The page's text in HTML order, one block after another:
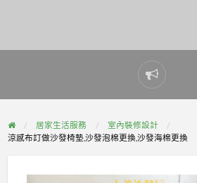
Report
problem
居家生活服務
室內裝修設計
涼感布訂做沙發椅墊,沙發泡棉更換,沙發海棉更換